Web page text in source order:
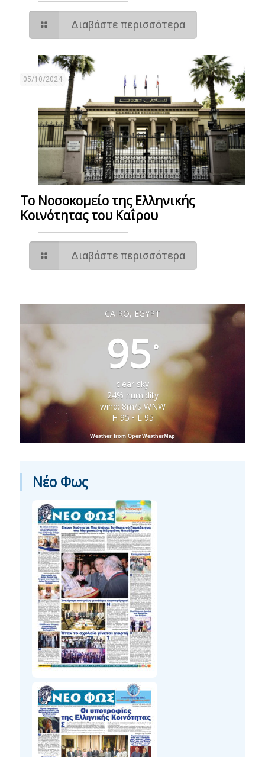
Διαβάστε περισσότερα
05/10/2024
Το Νοσοκομείο της Ελληνικής
Κοινότητας του Καΐρου
Διαβάστε περισσότερα
CAIRO, EGYPT
95 °
clear sky
24% humidity
wind: 8m/s WNW
H 95 • L 95
Weather from OpenWeatherMap
Νέο Φως